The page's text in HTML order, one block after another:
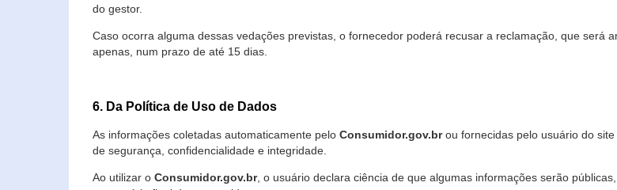
do gestor.
Caso ocorra alguma dessas vedações previstas, o fornecedor poderá recusar a reclamação, que será
apenas, num prazo de até 15 dias.
6. Da Política de Uso de Dados
As informações coletadas automaticamente pelo Consumidor.gov.brou fornecidas pelo usuário do
de segurança, confidencialidade e integridade.
Ao utilizar o Consumidor.gov.br, o usuário declara ciência de que algumas informações serão